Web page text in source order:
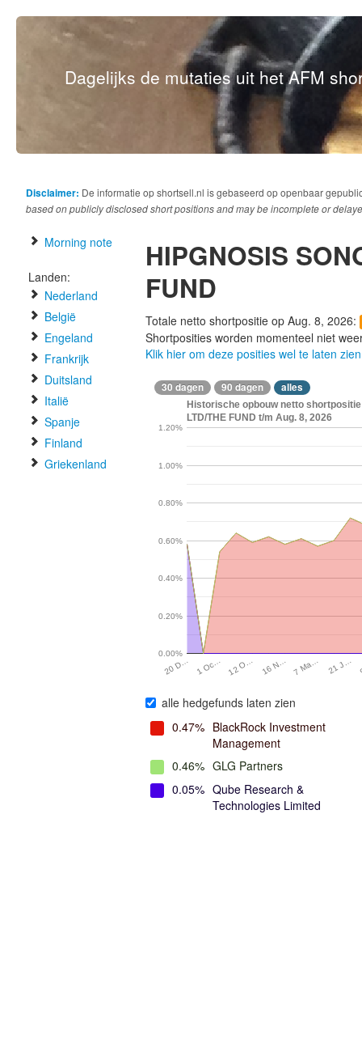
Dagelijks de mutaties uit het AFM
Disclaimer: De informatie op shortsell.nl is gebaseerd op openbaar
based on publicly disclosed short positions and may be incomplete or
Morning note
Landen:
Nederland
België
Engeland
Frankrijk
Duitsland
Italië
Spanje
Finland
Griekenland
HIPGNOSIS
FUND
Totale netto shortpositie op Aug. 8, 2026:
Shortposities worden momenteel niet
Klik hier om deze posities wel te laten zien
30 dagen 90 dagen alles
Historische opbouw netto shortpositie
LTD/THE FUND t/m Aug. 8, 2026
20 D… 1 Oc… 12 O… 16 N… 7 Ma… 21 J…
0.00%
0.20%
0.40%
0.60%
0.80%
1.00%
1.20%
alle hedgefunds laten zien
0.47% BlackRock Investment
Management
0.46% GLG Partners
0.05% Qube Research &
Technologies Limited